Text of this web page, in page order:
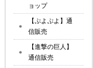
ョップ
【ぷよぷよ】通
信販売
【進撃の巨人】
通信販売